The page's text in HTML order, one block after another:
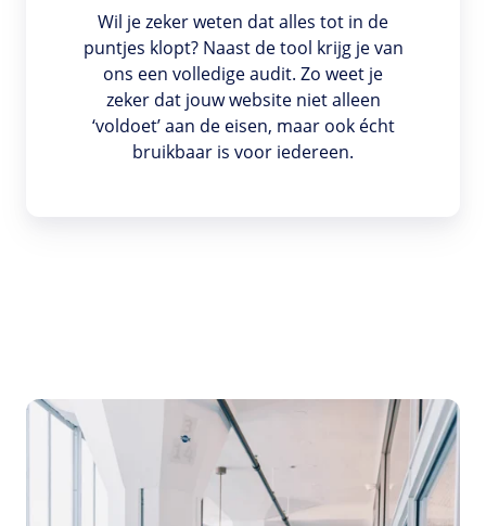
Wil je zeker weten dat alles tot in de
puntjes klopt? Naast de tool krijg je van
ons een volledige audit. Zo weet je
zeker dat jouw website niet alleen
‘voldoet’ aan de eisen, maar ook écht
bruikbaar is voor iedereen.